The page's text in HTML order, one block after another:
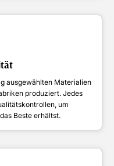
ausgewählten Materialien
produziert. Jedes
um
Beste erhältst.